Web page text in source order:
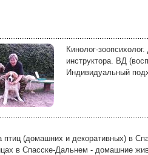
Кинолог-
инструктора. ВД
Индивидуальный
птиц (домашних и декоративных) в
в Спасске-Дальнем - домашние